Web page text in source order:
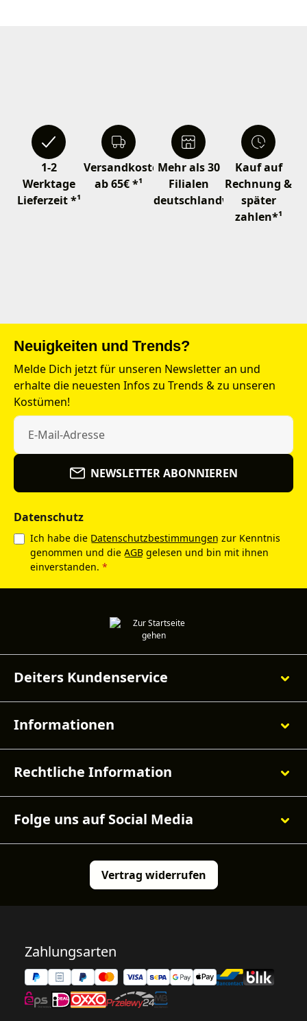
1-2
Werktage
Lieferzeit *¹
Versandkostenfrei
ab 65€ *¹
Mehr als 30
Filialen
deutschlandweit
Kauf auf
Rechnung &
später
zahlen*¹
Neuigkeiten und Trends?
Melde Dich jetzt für unseren Newsletter an und
erhalte die neuesten Infos zu Trends & zu unseren
Kostümen!
NEWSLETTER ABONNIEREN
Datenschutz
Ich habe die Datenschutzbestimmungen zur Kenntnis
genommen und die AGB gelesen und bin mit ihnen
einverstanden. *
Deiters Kundenservice
Informationen
Rechtliche Information
Folge uns auf Social Media
Vertrag widerrufen
Zahlungsarten